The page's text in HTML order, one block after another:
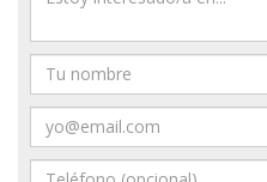
Nombre
Email
Teléfono